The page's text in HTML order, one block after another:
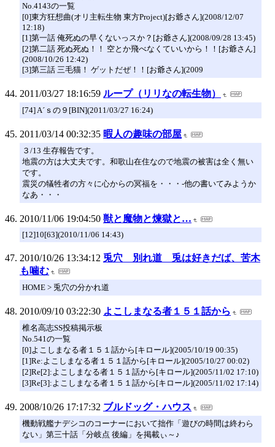
No.4143の一覧
[0]東方狂想曲(オリ主転生物 東方Project)[お爺さん](2008/12/07
12:18)
[1]第一話 俺死ぬの早くないっスか？[お爺さん](2008/09/28 13:45)
[2]第二話 死ぬ死ぬ！！ 空とか飛べなくていいから！！[お爺さん]
(2008/10/26 12:42)
[3]第三話 三毛猫！ ゲットだぜ！！[お爺さん](2009
2011/03/27 18:16:59 ループ（リリなの転生物）
[74] A´ｓの９[BIN](2011/03/27 16:24)
2011/03/14 00:32:35 暇人の趣味の部屋
３/13 生存報告です。
地震の方は大丈夫です。和歌山在住なので地震の被害は全く無い
です。
震災の犠牲者の方々に心からの冥福を・・・-他の書いてみようか
なあ・・・
2010/11/06 19:04:50 獣と魔物と煉獄と…
[12]10[63](2010/11/06 14:43)
2010/10/26 13:34:12 兎穴 別れ道 兎は好きだば、苦木
も噛む
HOME > 兎穴の分かれ道
2010/09/10 03:22:30 よこしまなる者１５１話から
椎名高志SS投稿掲示板
No.541の一覧
[0]よこしまなる者１５１話から[キロール](2005/10/19 00:35)
[1]Re:よこしまなる者１５１話から[キロール](2005/10/27 00:02)
[2]Re[2]:よこしまなる者１５１話から[キロール](2005/11/02 17:10)
[3]Re[3]:よこしまなる者１５１話から[キロール](2005/11/02 17:14)
2008/10/26 17:17:32 ブルドッグ・ハウス
機動戦艦ナデシコのコーナーにおいて拙作「遊びの時間は終わら
ない」第三十話「分岐点 後編」を掲載ぃ～♪